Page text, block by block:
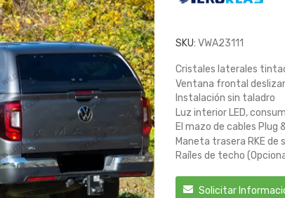
SKU: VWA23111
Cristales laterales
Ventana frontal
Instalación sin taladro
Luz interior LED,
El mazo de cables
Maneta trasera RKE de
Raíles de techo
Solicitar